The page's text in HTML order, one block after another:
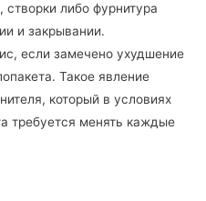
либо фурнитура
и закрывании.
если замечено ухудшение
Такое явление
который в условиях
требуется менять каждые